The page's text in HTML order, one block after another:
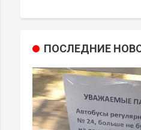
ПОСЛЕДНИЕ